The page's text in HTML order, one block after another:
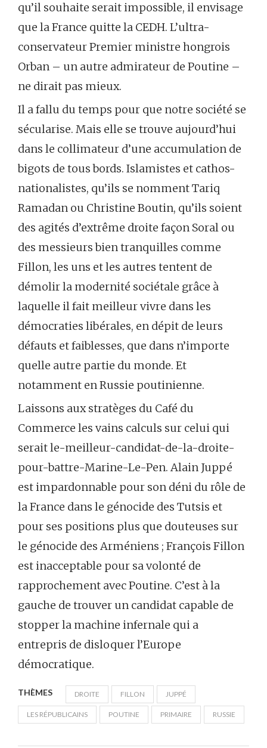
qu’il souhaite serait impossible, il envisage
que la France quitte la CEDH. L’ultra-
conservateur Premier ministre hongrois
Orban – un autre admirateur de Poutine –
ne dirait pas mieux.
Il a fallu du temps pour que notre société se
sécularise. Mais elle se trouve aujourd’hui
dans le collimateur d’une accumulation de
bigots de tous bords. Islamistes et cathos-
nationalistes, qu’ils se nomment Tariq
Ramadan ou Christine Boutin, qu’ils soient
des agités d’extrême droite façon Soral ou
des messieurs bien tranquilles comme
Fillon, les uns et les autres tentent de
démolir la modernité sociétale grâce à
laquelle il fait meilleur vivre dans les
démocraties libérales, en dépit de leurs
défauts et faiblesses, que dans n’importe
quelle autre partie du monde. Et
notamment en Russie poutinienne.
Laissons aux stratèges du Café du
Commerce les vains calculs sur celui qui
serait le-meilleur-candidat-de-la-droite-
pour-battre-Marine-Le-Pen. Alain Juppé
est impardonnable pour son déni du rôle de
la France dans le génocide des Tutsis et
pour ses positions plus que douteuses sur
le génocide des Arméniens ; François Fillon
est inacceptable pour sa volonté de
rapprochement avec Poutine. C’est à la
gauche de trouver un candidat capable de
stopper la machine infernale qui a
entrepris de disloquer l’Europe
démocratique.
THÈMES DROITE FILLON JUPPÉ
LES RÉPUBLICAINS POUTINE PRIMAIRE RUSSIE